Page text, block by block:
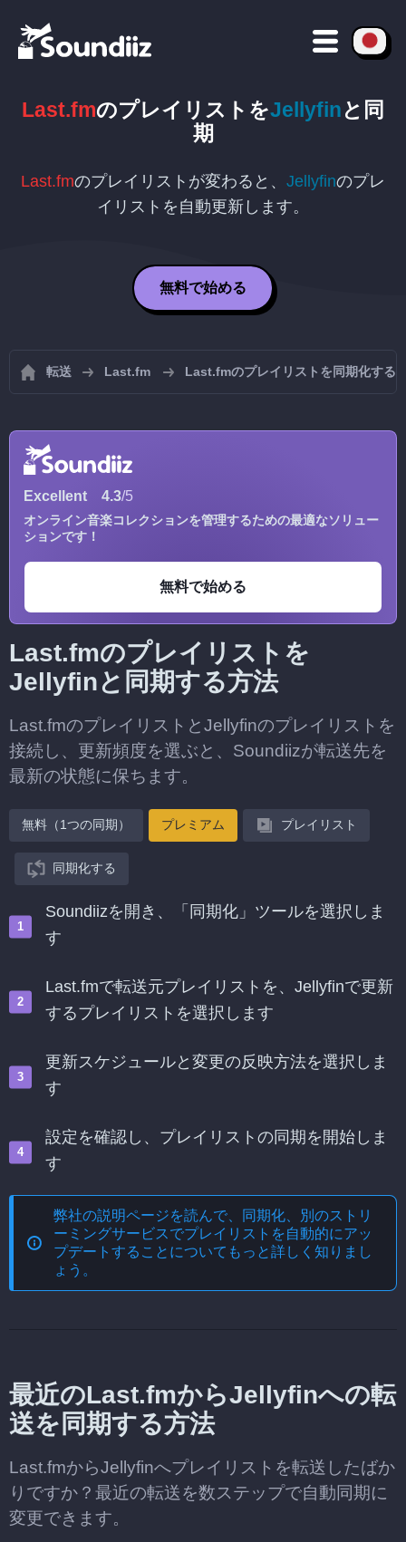
Last.fmのプレイリストをJellyfinと同
期
Last.fmのプレイリストが変わると、 Jellyfinのプレ
イリストを自動更新します。
無料で始める
転送 Last.fm Last.fmのプレイリストを同期化する
Excellent 4.3/5
オンライン音楽コレクションを管理するための最適なソリュー
ションです！
無料で始める
Last.fmのプレイリストを
Jellyfinと同期する方法
Last.fmのプレイリストとJellyfinのプレイリストを
接続し、更新頻度を選ぶと、Soundiizが転送先を
最新の状態に保ちます。
無料（1つの同期） プレミアム プレイリスト
同期化する
Soundiizを開き、「同期化」ツールを選択しま
す
Last.fmで転送元プレイリストを、Jellyfinで更新
するプレイリストを選択します
更新スケジュールと変更の反映方法を選択しま
す
設定を確認し、プレイリストの同期を開始しま
す
弊社の説明ページを読んで、
同期化、別のストリ
ーミングサービスでプレイリストを自動的にアッ
プデートする ことについてもっと詳しく知りまし
ょう。
最近のLast.fmからJellyfinへの転
送を同期する方法
Last.fmからJellyfinへプレイリストを転送したばか
りですか？最近の転送を数ステップで自動同期に
変更できます。